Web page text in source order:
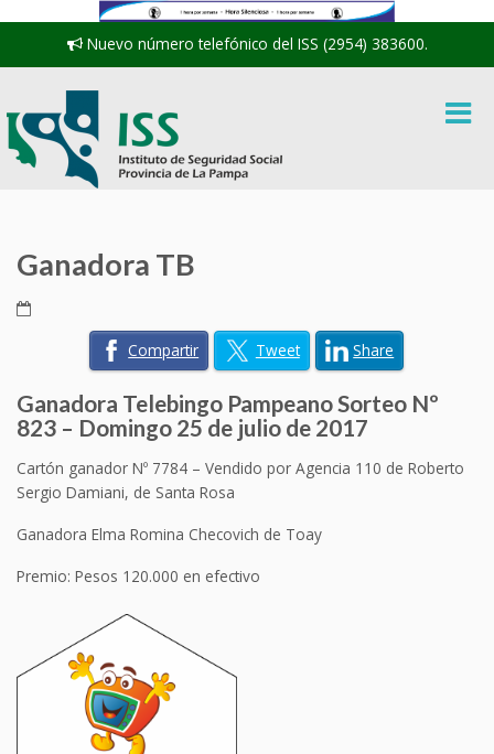
Nuevo número telefónico del ISS (2954) 383600.
Ganadora TB
Compartir Tweet Share
Ganadora Telebingo Pampeano Sorteo Nº
823 – Domingo 25 de julio de 2017
Cartón ganador Nº 7784 – Vendido por Agencia 110 de Roberto
Sergio Damiani, de Santa Rosa
Ganadora Elma Romina Checovich de Toay
Premio: Pesos 120.000 en efectivo